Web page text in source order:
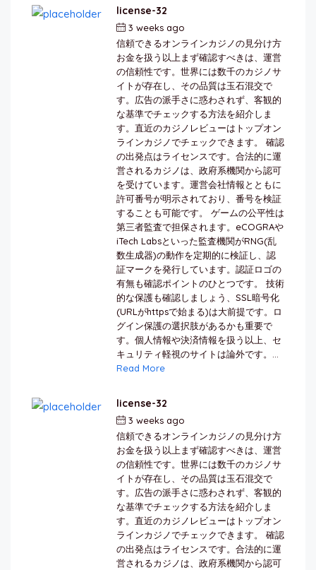
license-32
3 weeks ago
信頼できるオンラインカジノの見分け方
お金を扱う以上まず確認すべきは、運営
の信頼性です。世界には数千のカジノサ
イトが存在し、その品質は玉石混交で
す。広告の派手さに惑わされず、客観的
な基準でチェックする方法を紹介しま
す。直近のカジノレビューはトップオン
ラインカジノでチェックできます。 確認
の出発点はライセンスです。合法的に運
営されるカジノは、政府系機関から認可
を受けています。運営会社情報とともに
許可番号が明示されており、番号を検証
することも可能です。 ゲームの公平性は
第三者監査で担保されます。eCOGRAや
iTech Labsといった監査機関がRNG(乱
数生成器)の動作を定期的に検証し、認
証マークを発行しています。認証ロゴの
有無も確認ポイントのひとつです。 技術
的な保護も確認しましょう、SSL暗号化
(URLがhttpsで始まる)は大前提です。ロ
グイン保護の選択肢があるかも重要で
す。個人情報や決済情報を扱う以上、セ
キュリティ軽視のサイトは論外です。...
Read More
license-32
3 weeks ago
信頼できるオンラインカジノの見分け方
お金を扱う以上まず確認すべきは、運営
の信頼性です。世界には数千のカジノサ
イトが存在し、その品質は玉石混交で
す。広告の派手さに惑わされず、客観的
な基準でチェックする方法を紹介しま
す。直近のカジノレビューはトップオン
ラインカジノでチェックできます。 確認
の出発点はライセンスです。合法的に運
営されるカジノは、政府系機関から認可